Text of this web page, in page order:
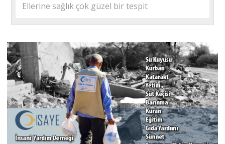
Ellerine sağlık çok güzel bir tespit